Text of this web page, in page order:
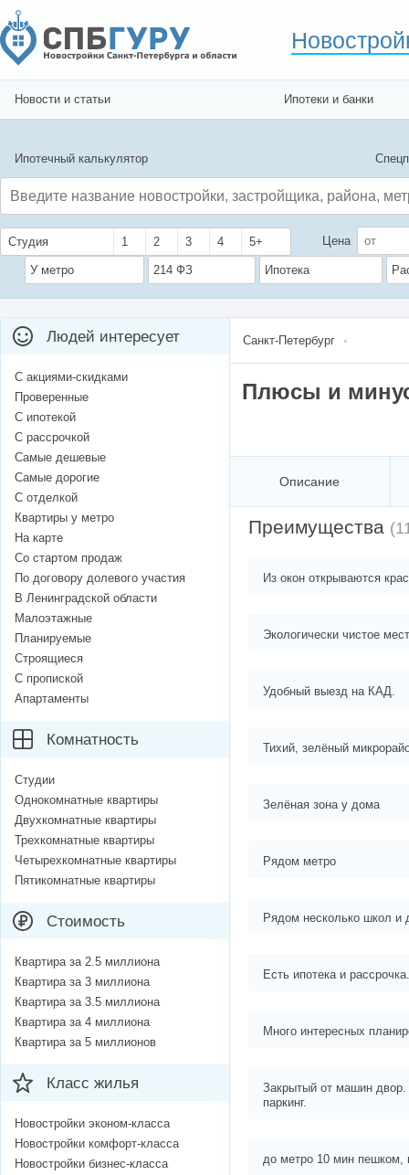
Новости и статьи Ипотеки и банки
Ипотечный калькулятор
Студия 1 2 3 4 5+ Цена
У метро 214 ФЗ Ипотека
Санкт-Петербург
Плюсы и
Описание
Преимущества
Из окон открываются
Экологически чистое
Удобный выезд на КАД.
Тихий, зелёный
Зелёная зона у дома
Рядом метро
Рядом несколько школ и
Есть ипотека и рассрочка.
Много интересных
Закрытый от машин
паркинг.
до метро 10 мин пешком,
Людей интересует
С акциями-скидками
Проверенные
С ипотекой
С рассрочкой
Самые дешевые
Самые дорогие
С отделкой
Квартиры у метро
На карте
Со стартом продаж
По договору долевого участия
В Ленинградской области
Малоэтажные
Планируемые
Строящиеся
С пропиской
Апартаменты
Комнатность
Студии
Однокомнатные квартиры
Двухкомнатные квартиры
Трехкомнатные квартиры
Четырехкомнатные квартиры
Пятикомнатные квартиры
Стоимость
Квартира за 2.5 миллиона
Квартира за 3 миллиона
Квартира за 3.5 миллиона
Квартира за 4 миллиона
Квартира за 5 миллионов
Класс жилья
Новостройки эконом-класса
Новостройки комфорт-класса
Новостройки бизнес-класса